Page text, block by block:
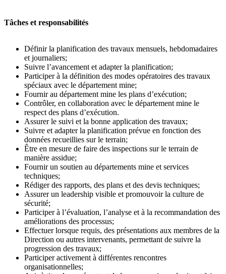
Tâches et responsabilités
Définir la planification des travaux mensuels, hebdomadaires
et journaliers;
Suivre l’avancement et adapter la planification;
Participer à la définition des modes opératoires des travaux
spéciaux avec le département mine;
Fournir au département mine les plans d’exécution;
Contrôler, en collaboration avec le département mine le
respect des plans d’exécution.
Assurer le suivi et la bonne application des travaux;
Suivre et adapter la planification prévue en fonction des
données recueillies sur le terrain;
Être en mesure de faire des inspections sur le terrain de
manière assidue;
Fournir un soutien au départements mine et services
techniques;
Rédiger des rapports, des plans et des devis techniques;
Assurer un leadership visible et promouvoir la culture de
sécurité;
Participer à l’évaluation, l’analyse et à la recommandation des
améliorations des processus;
Effectuer lorsque requis, des présentations aux membres de la
Direction ou autres intervenants, permettant de suivre la
progression des travaux;
Participer activement à différentes rencontres
organisationnelles;